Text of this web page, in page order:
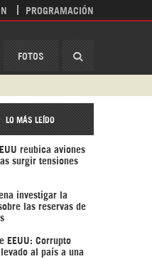
FOTOS
PROGRAMACIÓN
LO MÁS LEÍDO
reubica aviones
surgir tensiones
investigar la
las reservas de
EEUU: Corrupto
al país a una